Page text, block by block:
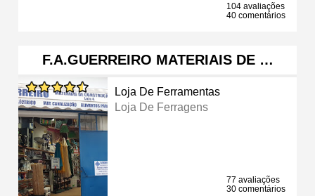
104 avaliações
40 comentários
F.A.GUERREIRO MATERIAIS DE …
Loja De Ferramentas
Loja De Ferragens
77 avaliações
30 comentários